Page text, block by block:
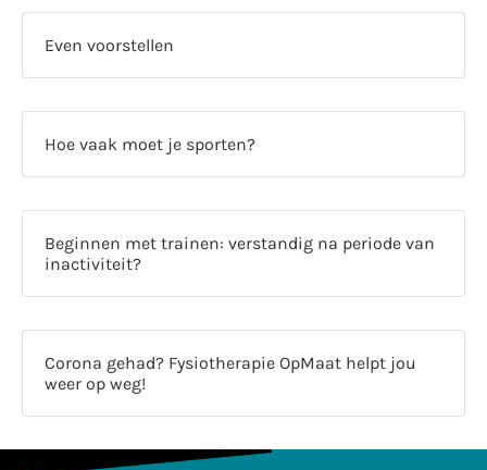
Even voorstellen
Hoe vaak moet je sporten?
Beginnen met trainen: verstandig na periode van
inactiviteit?
Corona gehad? Fysiotherapie OpMaat helpt jou
weer op weg!